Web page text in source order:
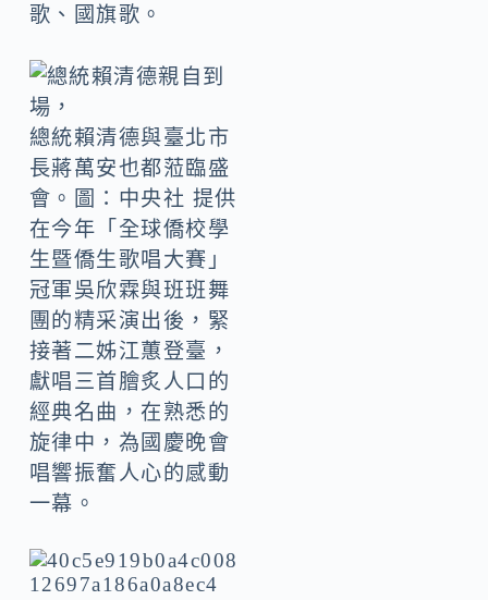
歌、國旗歌。
總統賴清德與臺北市
長蔣萬安也都蒞臨盛
會。圖：中央社 提供
在今年「全球僑校學
生暨僑生歌唱大賽」
冠軍吳欣霖與班班舞
團的精采演出後，緊
接著二姊江蕙登臺，
獻唱三首膾炙人口的
經典名曲，在熟悉的
旋律中，為國慶晚會
唱響振奮人心的感動
一幕。